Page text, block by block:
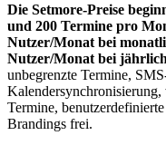
Die Setmore-Preise
und 200 Termine pro
Nutzer/Monat bei
Nutzer/Monat bei
unbegrenzte Termine,
Termine,
Brandings frei.